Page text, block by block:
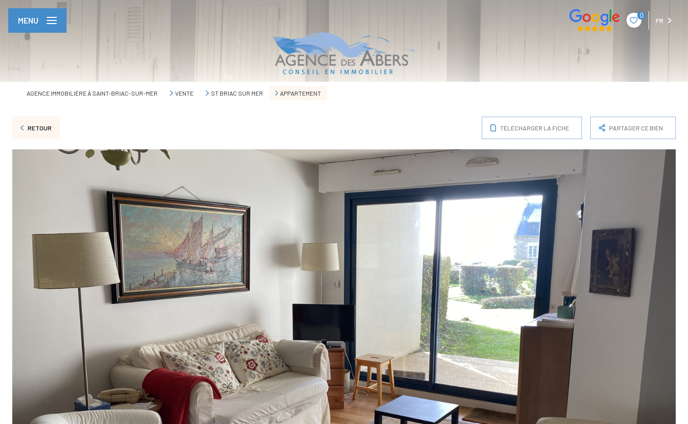
0
FR
MENU
AGENCE IMMOBILIÈRE À SAINT-BRIAC-SUR-MER VENTE ST BRIAC SUR MER APPARTEMENT
RETOUR TÉLÉCHARGER LA FICHE PARTAGER CE BIEN